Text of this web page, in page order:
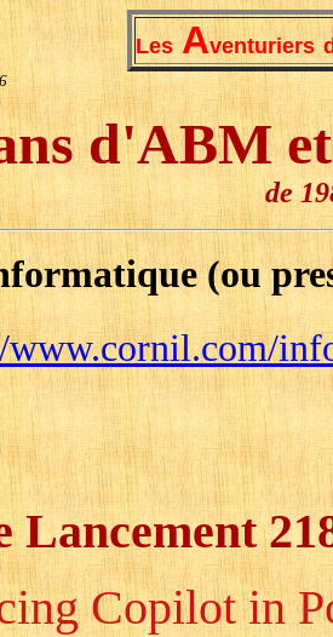
Les Aventuriers
d'ABM
de
(ou
www.cornil.com/
Lancement
Copilot in